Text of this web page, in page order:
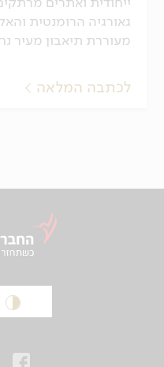
גאורגיה הרומנטית
מעוררת תיאבון מעיר
לכתבה המלאה